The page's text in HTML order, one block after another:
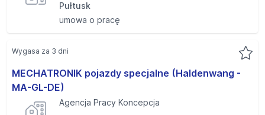
Pułtusk
umowa o pracę
MECHATRONIK pojazdy specjalne (Haldenwang -
MA-GL-DE)
Agencja Pracy Koncepcja
Wygasa za 3 dni